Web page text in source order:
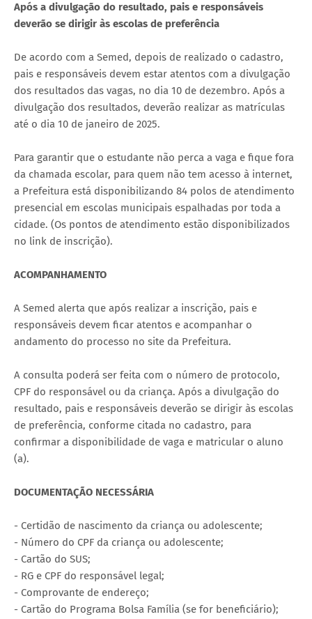
Após a divulgação do resultado, pais e responsáveis
deverão se dirigir às escolas de preferência
De acordo com a Semed, depois de realizado o cadastro,
pais e responsáveis devem estar atentos com a divulgação
dos resultados das vagas, no dia 10 de dezembro. Após a
divulgação dos resultados, deverão realizar as matrículas
até o dia 10 de janeiro de 2025.
Para garantir que o estudante não perca a vaga e fique fora
da chamada escolar, para quem não tem acesso à internet,
a Prefeitura está disponibilizando 84 polos de atendimento
presencial em escolas municipais espalhadas por toda a
cidade. (Os pontos de atendimento estão disponibilizados
no link de inscrição).
ACOMPANHAMENTO
A Semed alerta que após realizar a inscrição, pais e
responsáveis devem ficar atentos e acompanhar o
andamento do processo no site da Prefeitura.
A consulta poderá ser feita com o número de protocolo,
CPF do responsável ou da criança. Após a divulgação do
resultado, pais e responsáveis deverão se dirigir às escolas
de preferência, conforme citada no cadastro, para
confirmar a disponibilidade de vaga e matricular o aluno
(a).
DOCUMENTAÇÃO NECESSÁRIA
- Certidão de nascimento da criança ou adolescente;
- Número do CPF da criança ou adolescente;
- Cartão do SUS;
- RG e CPF do responsável legal;
- Comprovante de endereço;
- Cartão do Programa Bolsa Família (se for beneficiário);